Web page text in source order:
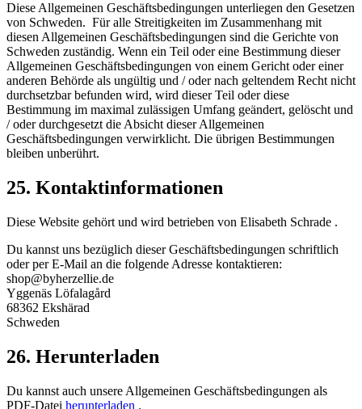
Diese Allgemeinen Geschäftsbedingungen unterliegen den Gesetzen
von Schweden. Für alle Streitigkeiten im Zusammenhang mit
diesen Allgemeinen Geschäftsbedingungen sind die Gerichte von
Schweden zuständig. Wenn ein Teil oder eine Bestimmung dieser
Allgemeinen Geschäftsbedingungen von einem Gericht oder einer
anderen Behörde als ungültig und / oder nach geltendem Recht nicht
durchsetzbar befunden wird, wird dieser Teil oder diese
Bestimmung im maximal zulässigen Umfang geändert, gelöscht und
/ oder durchgesetzt die Absicht dieser Allgemeinen
Geschäftsbedingungen verwirklicht. Die übrigen Bestimmungen
bleiben unberührt.
25. Kontaktinformationen
Diese Website gehört und wird betrieben von Elisabeth Schrade .
Du kannst uns bezüglich dieser Geschäftsbedingungen schriftlich
oder per E-Mail an die folgende Adresse kontaktieren:
shop@byherzellie.de
Yggenäs Löfalagård
68362 Ekshärad
Schweden
26. Herunterladen
Du kannst auch unsere Allgemeinen Geschäftsbedingungen als
PDF-Datei herunterladen .